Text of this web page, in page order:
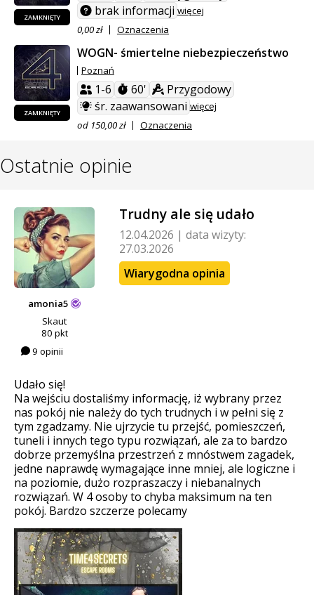
ZAMKNIĘTY
brak informacji więcej
0,00 zł
Oznaczenia
ZAMKNIĘTY
WOGN- śmiertelne niebezpieczeństwo
Poznań
1-6 60'
Przygodowy
śr. zaawansowani więcej
od 150,00 zł
Oznaczenia
Ostatnie opinie
amonia5
Skaut
80 pkt
9 opinii
Trudny ale się udało
12.04.2026 | data wizyty:
27.03.2026
Wiarygodna opinia
Udało się!
Na wejściu dostaliśmy informację, iż wybrany przez
nas pokój nie należy do tych trudnych i w pełni się z
tym zgadzamy. Nie ujrzycie tu przejść, pomieszczeń,
tuneli i innych tego typu rozwiązań, ale za to bardzo
dobrze przemyślna przestrzeń z mnóstwem zagadek,
jedne naprawdę wymagające inne mniej, ale logiczne i
na poziomie, dużo rozpraszaczy i niebanalnych
rozwiązań. W 4 osoby to chyba maksimum na ten
pokój. Bardzo szczerze polecamy